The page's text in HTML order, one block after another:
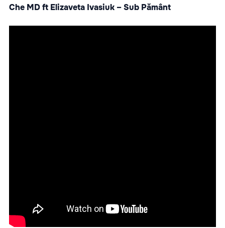
Che MD ft Elizaveta Ivasiuk – Sub Pământ